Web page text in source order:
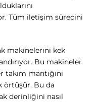
Tüm iletişim sürecini
makinelerini kek
Bu makineler
mantığını
örtüşür. Bu da
derinliğini nasıl